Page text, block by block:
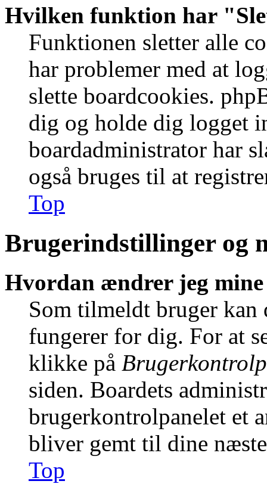
Hvilken funktion har
Funktionen sletter alle
har problemer med at
slette boardcookies.
dig og holde dig logget
boardadministrator har
også bruges til at
Top
Brugerindstillinger og
Hvordan ændrer jeg
Som tilmeldt bruger kan
fungerer for dig. For at
klikke på
siden. Boardets
brugerkontrolpanelet et
bliver gemt til dine
Top